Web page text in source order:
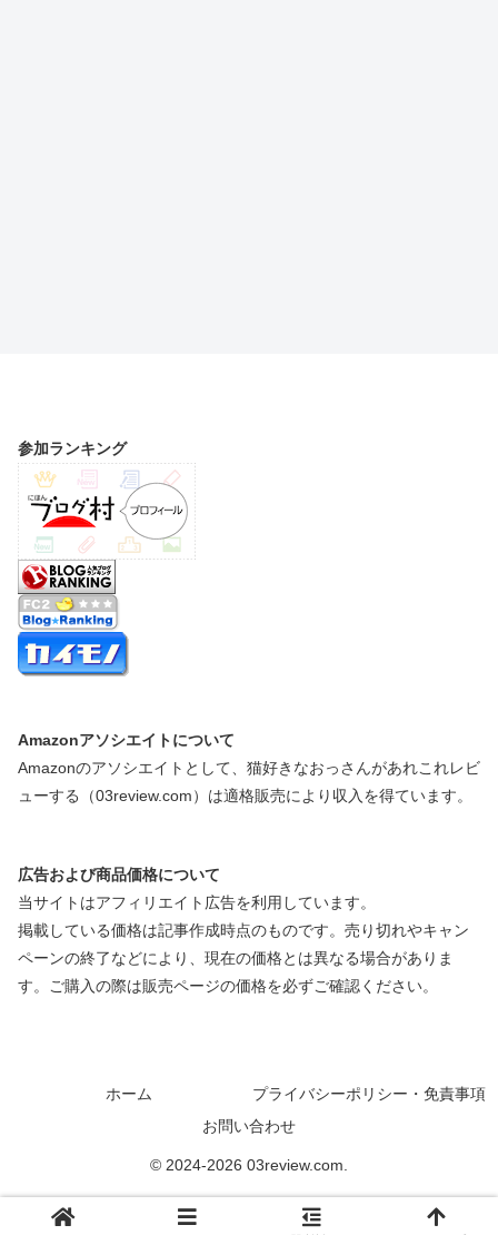
参加ランキング
Amazonアソシエイトについて
Amazonのアソシエイトとして、猫好きなおっさんがあれこれレビ
ューする（03review.com）は適格販売により収入を得ています。
広告および商品価格について
当サイトはアフィリエイト広告を利用しています。
掲載している価格は記事作成時点のものです。売り切れやキャン
ペーンの終了などにより、現在の価格とは異なる場合がありま
す。ご購入の際は販売ページの価格を必ずご確認ください。
ホーム
プライバシーポリシー・免責事項
お問い合わせ
© 2024-2026 03review.com.